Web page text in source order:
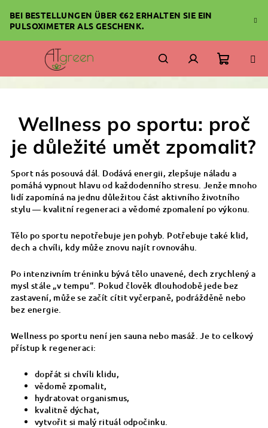
Inhalt
springen
BEI BESTELLUNGEN ÜBER €62 ERHALTEN SIE EIN
PULSOXIMETER ALS GESCHENK.
SuchenLogin
Wellness po sportu: proč
je důležité umět zpomalit?
Sport nás posouvá dál. Dodává energii, zlepšuje náladu a
pomáhá vypnout hlavu od každodenního stresu. Jenže mnoho
lidí zapomíná na jednu důležitou část aktivního životního
stylu — kvalitní regeneraci a vědomé zpomalení po výkonu.
Tělo po sportu nepotřebuje jen pohyb. Potřebuje také klid,
dech a chvíli, kdy může znovu najít rovnováhu.
Po intenzivním tréninku bývá tělo unavené, dech zrychlený a
mysl stále „v tempu“. Pokud člověk dlouhodobě jede bez
zastavení, může se začít cítit vyčerpaně, podrážděně nebo
bez energie.
Wellness po sportu není jen sauna nebo masáž. Je to celkový
přístup k regeneraci:
dopřát si chvíli klidu,
vědomě zpomalit,
hydratovat organismus,
kvalitně dýchat,
vytvořit si malý rituál odpočinku.